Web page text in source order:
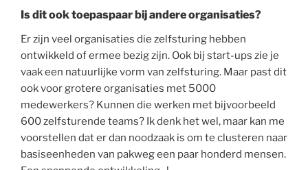
Is dit ook toepaspaar bij andere organisaties?
Er zijn veel organisaties die zelfsturing hebben
ontwikkeld of ermee bezig zijn. Ook bij start-ups zie je
vaak een natuurlijke vorm van zelfsturing. Maar past dit
ook voor grotere organisaties met 5000
medewerkers? Kunnen die werken met bijvoorbeeld
600 zelfsturende teams? Ik denk het wel, maar kan me
voorstellen dat er dan noodzaak is om te clusteren naar
basiseenheden van pakweg een paar honderd mensen.